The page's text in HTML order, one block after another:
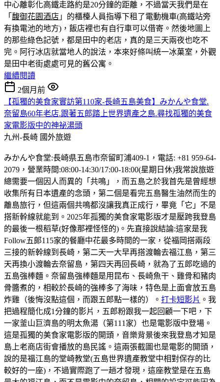
中心離彰化高鐵走路約是20分鐘的距離，不過當天我們是在
「 馥御花園酒店 」的櫃檯人員指導下租了電動機車(高鐵站旁
有換電池的地方)，飯店裡也有自行車可以借寄。然後地圖上
的那些綠色記號，都是田中的老店，真的是三天兩夜也吃不
完。 阿行冰店就當地人的說法，本來好條叫統一冰菓室，外觀
是田中老街處處可見的舊公寓。
繼續閱讀
2個月前
【孤獨的美食家實訪第110家-長崎五島美食】みかんや食堂.
奈留島60年老店.跟著五郎踏上世界遺產之島.尋找孤獨的美食
家電影版中的神祕湯頭
九州-長崎 國外旅遊
みかんや食堂:長崎県五島市奈留町浦409-1，電話: +81 959-64-
2079，營業時間:08:00-14:30/17:00-18:00(星期日休)我常說旅遊
總需要一個因人而異的「共鳴」，而五島之於我首先是曾經想
收集所有日本遺產的念頭，第二個是看完五島醫生油然而生的
離島旅行，但這兩個共鳴都沒讓我真正成行，畢竟「它」不是
搭新幹線就能到。2025年孤獨的美食家電影版才是壓跨我登島
的最後一根稻草(好像那裡怪怪的)。先直接說結論:這家是我
Follow五郞115家的餐廳中花最多時間的一家，從福岡搭兩段
三接的新幹線到長崎，第二天一大早再搭渡輪去福江島，第三
天再換小渡輪去奈留島，第四天再回長崎，就為了五郎吃過的
五島強棒麵。奈留島強棒麵是用昆布、長崎魚干、雞骨和豬肉
骨醬煮的，相較於長崎的強棒多了海味，特色是上面會放五島
炸雞（後悔沒點這個，而跟五郎點一樣的）。 打卡短影片 。我
把過程簡化成1分鐘的影片，五郎粉跟我一起回顧一下吧，下
一家釜山巨濟島的明太魚湯（第111家）也是電影版中登場。
這是孤獨的美食家電影版的開頭，音樂背景後來我登島才知是
島上老商店街會播放的島民謠。這兩張截圖也是電影的開頭，
說的是福江島的堂崎教堂(五島世界遺產教堂中相對保存的比
較好的一座)，不過實際跑了一趟才發現，這座教堂是在五島